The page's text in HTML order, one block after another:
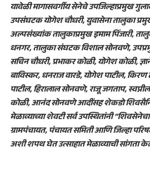
यावेळी मागासवर्गीय सेनेचे उपजिल्हाप्रमुख
उपसंघटक योगेश चौधरी, युवासेना तालुका
अल्पसंख्यांक तालुकाप्रमुख इमाम पिंजारी,
धनगर, तालुका संघटक विशाल सोनवणे,
सचिन चौधरी, प्रभाकर कोळी, योगेश कोळी,
बाविस्कर, धनराज वारडे, योगेश पाटील,
पाटील, हिरालाल सोनवणे, राजू जगताप,
कोळी, आनंद सोनवणे आदींसह शेकडो
मेळाव्याच्या शेवटी सर्व उपस्थितांनी
ग्रामपंचायत, पंचायत समिती आणि जिल्हा
अशी शपथ घेत उत्साहात मेळाव्याची सांगता